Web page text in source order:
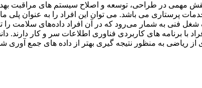
مهمی در طراحی، توسعه و اصلاح سیستم های مراقبت
پرستاری می باشد. می توان این افراد را به عنوان پلی
فنی به شمار می‌رود که در آن افراد داده‌های سلامت را
با برنامه های کاربردی فناوری اطلاعات سر و کار دارند.
از ریاضی به منظور نتیجه گیری بهتر از داده های جمع آوری